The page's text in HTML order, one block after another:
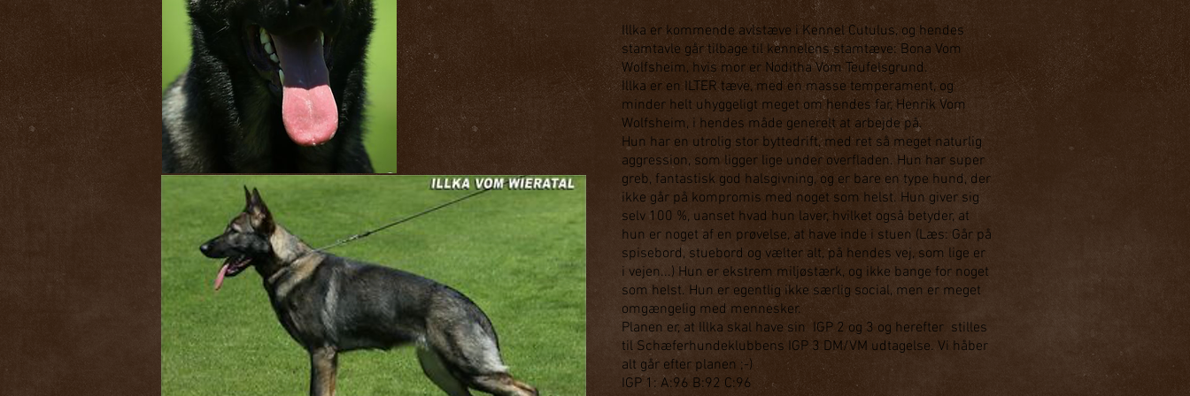
Illka er kommende avlstæve i Kennel Cutulus, og hendes
stamtavle går tilbage til kennelens stamtæve: Bona Vom
Wolfsheim, hvis mor er Noditha Vom Teufelsgrund.
Illka er en ILTER tæve, med en masse temperament, og
minder helt uhyggeligt meget om hendes far, Henrik Vom
Wolfsheim, i hendes måde generelt at arbejde på.
Hun har en utrolig stor byttedrift, med ret så meget naturlig
aggression, som ligger lige under overfladen. Hun har super
greb, fantastisk god halsgivning, og er bare en type hund, der
ikke går på kompromis med noget som helst. Hun giver sig
selv 100 %, uanset hvad hun laver, hvilket også betyder, at
hun er noget af en prøvelse, at have inde i stuen (Læs: Går på
spisebord, stuebord og vælter alt, på hendes vej, som lige er
i vejen...) Hun er ekstrem miljøstærk, og ikke bange for noget
som helst. Hun er egentlig ikke særlig social, men er meget
omgængelig med mennesker.
Planen er, at Illka skal have sin IGP 2 og 3 og herefter stilles
til Schæferhundeklubbens IGP 3 DM/VM udtagelse. Vi håber
alt går efter planen ;-)
IGP 1: A:96 B:92 C:96